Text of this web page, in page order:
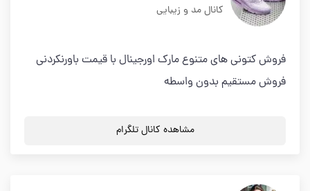
کانال مد و زیبایی
فروش کتونی های متنوع مارک اورجینال با قیمت باورنکردنی
فروش مستقیم بدون واسطه
مشاهده کانال تلگرام